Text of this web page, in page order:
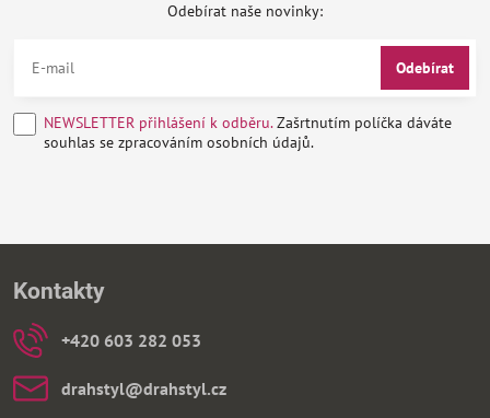
Odebírat naše novinky:
Odebírat
NEWSLETTER přihlášení k odběru.Zašrtnutím políčka dáváte
souhlas se zpracováním osobních údajů.
Kontakty
+420 603 282 053
drahstyl​@drahstyl​.cz